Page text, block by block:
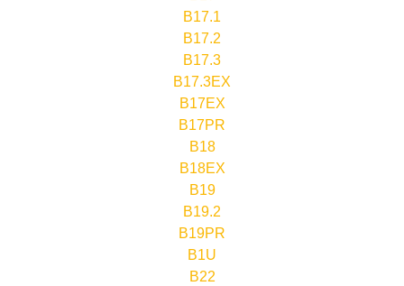
B17.1
B17.2
B17.3
B17.3EX
B17EX
B17PR
B18
B18EX
B19
B19.2
B19PR
B1U
B22